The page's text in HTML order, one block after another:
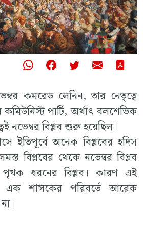
কমরেড লেনিন, তার নেতৃত্বে
পার্টি, অর্থাৎ বলশেভিক
নভেম্বর বিপ্লব শুরু হয়েছিল।
ইতিপূর্বে অনেক বিপ্লবের হদিস
বিপ্লবের থেকে নভেম্বর বিপ্লব
ধরনের বিপ্লব। কারণ এই
এক শাসকের পরিবর্তে আরেক